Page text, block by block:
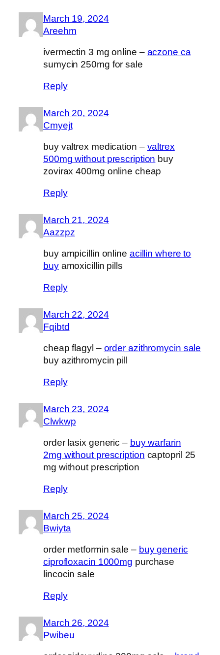
March 19, 2024
Areehm
ivermectin 3 mg online – aczone ca
sumycin 250mg for sale
Reply
March 20, 2024
Cmyejt
buy valtrex medication – valtrex
500mg without prescription buy
zovirax 400mg online cheap
Reply
March 21, 2024
Aazzpz
buy ampicillin online acillin where to
buyamoxicillin pills
Reply
March 22, 2024
Fqibtd
cheap flagyl – order azithromycin sale
buy azithromycin pill
Reply
March 23, 2024
Clwkwp
order lasix generic – buy warfarin
2mg without prescription captopril 25
mg without prescription
Reply
March 25, 2024
Bwiyta
order metformin sale – buy generic
ciprofloxacin 1000mg purchase
lincocin sale
Reply
March 26, 2024
Pwibeu